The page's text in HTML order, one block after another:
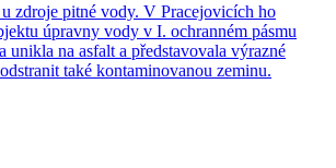
zdroje pitné vody. V Pracejovicích ho
úpravny vody v I. ochranném pásmu
unikla na asfalt a představovala výrazné
také kontaminovanou zeminu.